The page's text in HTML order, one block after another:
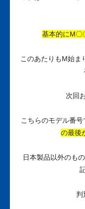
基本的にM〇
このあたりもM始ま
次回
こちらのモデル番号
の最後
日本製品以外のも
判